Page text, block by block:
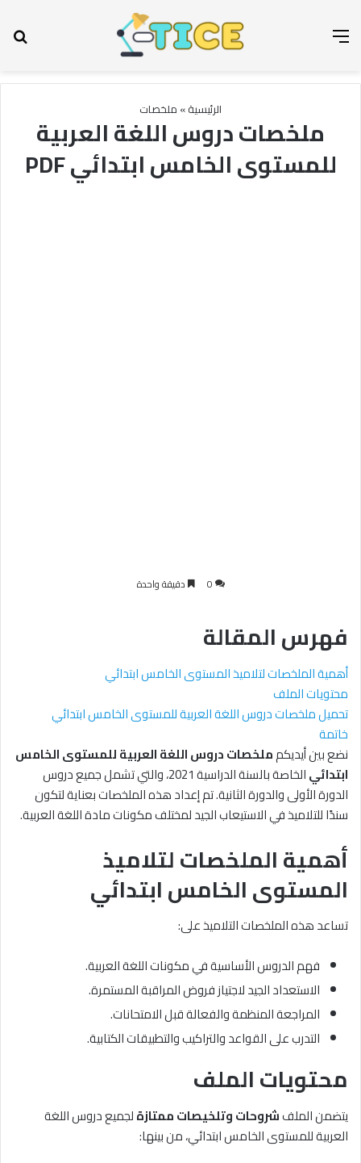
القائمة
الرئيسية» ملخصات
ملخصات دروس اللغة العربية
للمستوى الخامس ابتدائي PDF
0 دقيقة واحدة
فهرس المقالة
أهمية الملخصات لتلاميذ المستوى الخامس ابتدائي
محتويات الملف
تحميل ملخصات دروس اللغة العربية للمستوى الخامس ابتدائي
خاتمة
نضع بين أيديكمملخصات دروس اللغة العربية للمستوى الخامس
ابتدائي
الخاصة بالسنة الدراسية 2021، والتي تشمل جميع دروس
الدورة الأولى والدورة الثانية. تم إعداد هذه الملخصات بعناية لتكون
سندًا للتلاميذ في الاستيعاب الجيد لمختلف مكونات مادة اللغة العربية.
أهمية الملخصات لتلاميذ
المستوى الخامس ابتدائي
تساعد هذه الملخصات التلاميذ على:
فهم الدروس الأساسية في مكونات اللغة العربية.
الاستعداد الجيد لاجتياز فروض المراقبة المستمرة.
المراجعة المنظمة والفعالة قبل الامتحانات.
التدرب على القواعد والتراكيب والتطبيقات الكتابية.
محتويات الملف
يتضمن الملفشروحات وتلخيصات ممتازةلجميع دروس اللغة
العربية للمستوى الخامس ابتدائي، من بينها: